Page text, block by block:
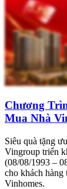
Chương
Mua Nhà
Siêu quà tặng
Vingroup triển
(08/08/1993 –
cho khách
Vinhomes.